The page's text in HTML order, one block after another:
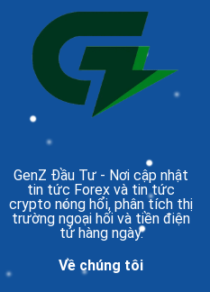
GenZ Đầu Tư - Nơi cập nhật
tin tức Forex và tin tức
crypto nóng hổi, phân tích thị
trường ngoại hối và tiền điện
tử hàng ngày.
Về chúng tôi